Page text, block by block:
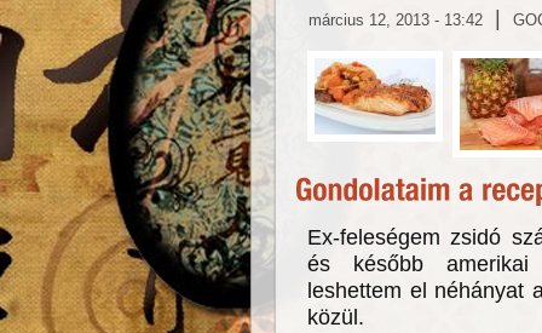
március 12, 2013 - 13:42 |
Ex-feleségem zsidó
és később amerikai
leshettem el néhányat
közül.